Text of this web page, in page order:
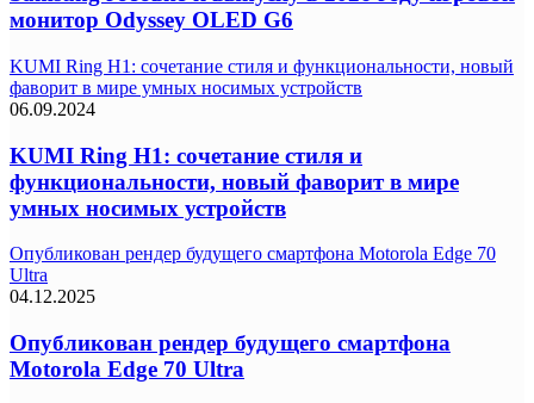
монитор Odyssey OLED G6
KUMI Ring H1: сочетание стиля и функциональности, новый
фаворит в мире умных носимых устройств
06.09.2024
KUMI Ring H1: сочетание стиля и
функциональности, новый фаворит в мире
умных носимых устройств
Опубликован рендер будущего смартфона Motorola Edge 70
Ultra
04.12.2025
Опубликован рендер будущего смартфона
Motorola Edge 70 Ultra